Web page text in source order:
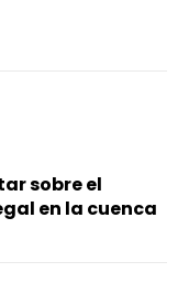
sobre el
en la cuenca